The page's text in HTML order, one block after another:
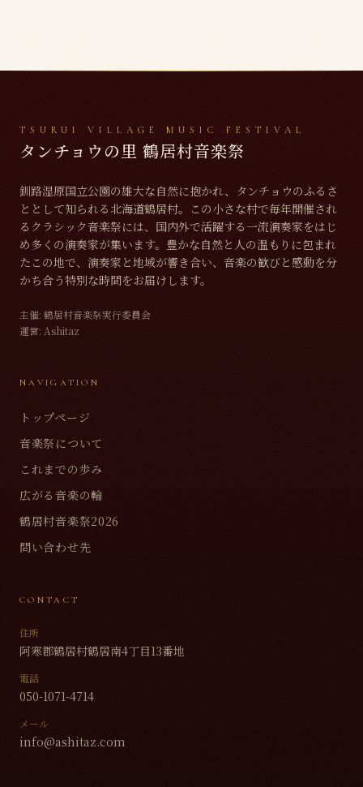
TSURUI VILLAGE MUSIC FESTIVAL
タンチョウの里 鶴居村音楽祭
釧路湿原国立公園の雄大な自然に抱かれ、タンチョウのふるさ
ととして知られる北海道鶴居村。この小さな村で毎年開催され
るクラシック音楽祭には、国内外で活躍する一流演奏家をはじ
め多くの演奏家が集います。豊かな自然と人の温もりに包まれ
たこの地で、演奏家と地域が響き合い、音楽の歓びと感動を分
かち合う特別な時間をお届けします。
主催: 鶴居村音楽祭実行委員会
運営: Ashitaz
NAVIGATION
トップページ
音楽祭について
これまでの歩み
広がる音楽の輪
鶴居村音楽祭2026
問い合わせ先
CONTACT
住所
阿寒郡鶴居村鶴居南4丁目13番地
電話
050-1071-4714
メール
info@ashitaz.com